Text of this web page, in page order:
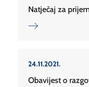
Natječaj za
24.11.2021.
Obavijest o